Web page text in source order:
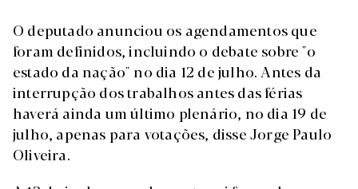
O deputado anunciou os agendamentos que
foram definidos, incluindo o debate sobre "o
estado da nação" no dia 12 de julho. Antes da
interrupção dos trabalhos antes das férias
haverá ainda um último plenário, no dia 19 de
julho, apenas para votações, disse Jorge Paulo
Oliveira.